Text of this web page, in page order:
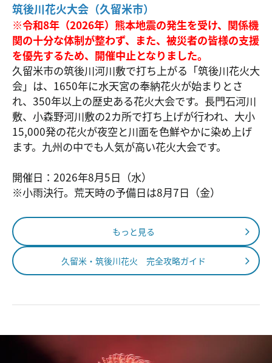
筑後川花火大会（久留米市）
※令和8年（2026年）熊本地震の発生を受け、関係機
関の十分な体制が整わず、また、被災者の皆様の支援
を優先するため、開催中止となりました。
久留米市の筑後川河川敷で打ち上がる「筑後川花火大
会」は、1650年に水天宮の奉納花火が始まりとさ
れ、350年以上の歴史ある花火大会です。長門石河川
敷、小森野河川敷の2カ所で打ち上げが行われ、大小
15,000発の花火が夜空と川面を色鮮やかに染め上げ
ます。九州の中でも人気が高い花火大会です。
開催日：2026年8月5日（水）
※小雨決行。荒天時の予備日は8月7日（金）
もっと見る
久留米・筑後川花火 完全攻略ガイド